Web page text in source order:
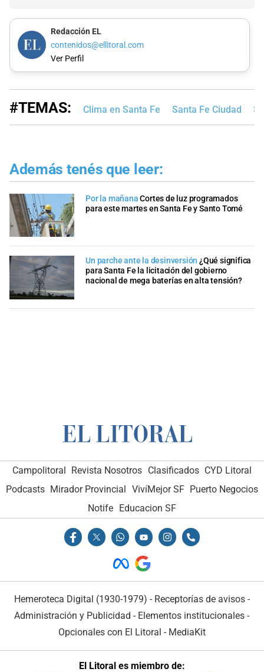
Redacción EL
contenidos@ellitoral.com
Ver Perfil
#TEMAS: Clima en Santa Fe Santa Fe Ciudad
Además tenés que leer:
Por la mañana Cortes de luz programados
para este martes en Santa Fe y Santo Tomé
Un parche ante la desinversión ¿Qué significa
para Santa Fe la licitación del gobierno
nacional de mega baterías en alta tensión?
Campolitoral Revista Nosotros Clasificados CYD Litoral
Podcasts Mirador Provincial VivíMejor SF Puerto Negocios
Notife
Educacion SF
Hemeroteca Digital (1930-1979) - Receptorías de avisos -
Administración y Publicidad - Elementos institucionales -
Opcionales con El Litoral - MediaKit
El Litoral es miembro de: